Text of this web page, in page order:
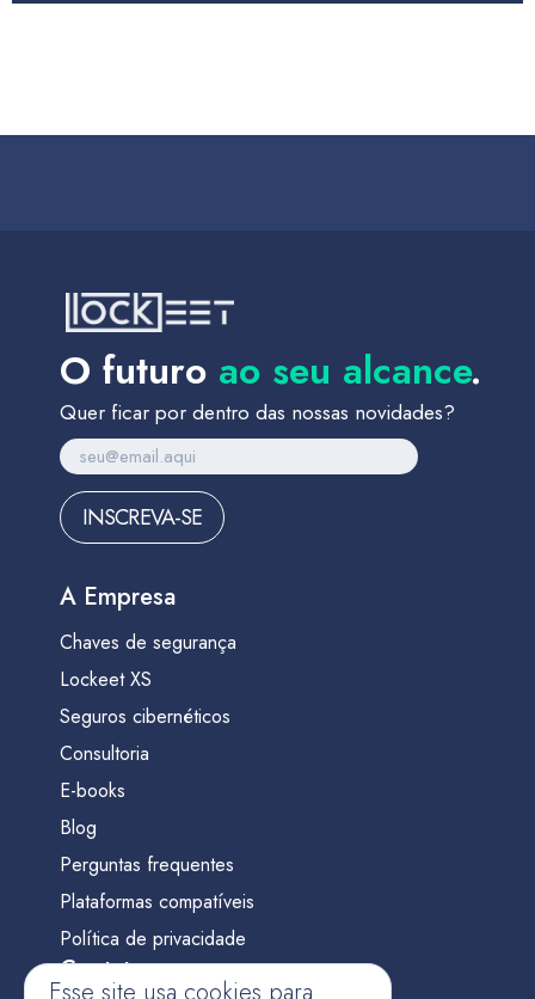
O futuro ao seu alcance.
Quer ficar por dentro das nossas novidades?
INSCREVA-SE
A Empresa
Chaves de segurança
Lockeet XS
Seguros cibernéticos
Consultoria
E-books
Blog
Perguntas frequentes
Plataformas compatíveis
Política de privacidade
Contato